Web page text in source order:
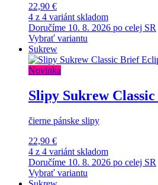
22,90 €
4 z 4 variánt skladom
Doručíme 10. 8. 2026 po celej SR
Vybrať variantu
Sukrew
Novinka
Slipy Sukrew
čierne pánske slipy
22,90 €
4 z 4 variánt skladom
Doručíme 10. 8. 2026 po celej SR
Vybrať variantu